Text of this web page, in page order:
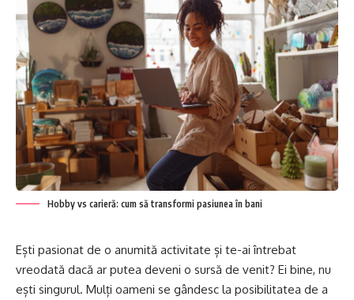
Hobby vs carieră: cum să transformi pasiunea în bani
Ești pasionat de o anumită activitate și te-ai întrebat
vreodată dacă ar putea deveni o sursă de venit? Ei bine, nu
ești singurul. Mulți oameni se gândesc la posibilitatea de a